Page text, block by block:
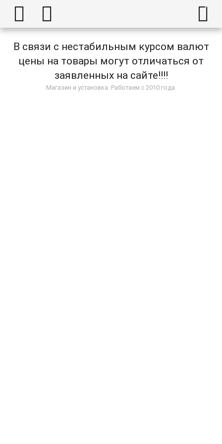
  
В связи с нестабильным курсом валют
цены на товары могут отличаться от
заявленных на сайте!!!!
Магазин и установка. Работаем с 2010 года.